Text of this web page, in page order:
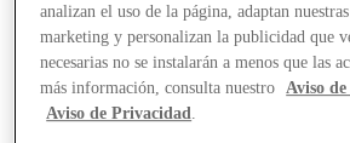
Stores
analizan el uso de la página, adaptan
marketing y personalizan la publicidad que
necesarias no se instalarán a menos que las
más información, consulta nuestro
Aviso
Aviso de Privacidad.